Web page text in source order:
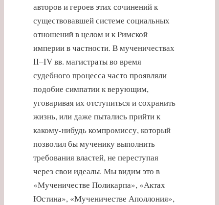
авторов и героев этих сочинений к
существовавшей системе социальных
отношений в целом и к Римской
империи в частности. В мученичествах
II–IV вв. магистраты во время
судебного процесса часто проявляли
подобие симпатии к верующим,
уговаривая их отступиться и сохранить
жизнь, или даже пытались прийти к
какому-нибудь компромиссу, который
позволил бы мученику выполнить
требования властей, не переступая
через свои идеалы. Мы видим это в
«Мученичестве Поликарпа», «Актах
Юстина», «Мученичестве Аполлония»,